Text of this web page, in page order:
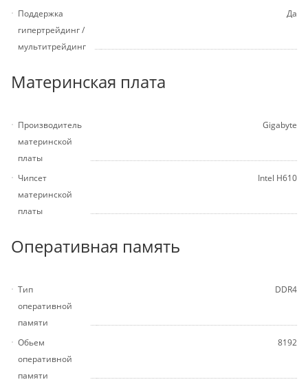
Поддержка
гипертрейдинг /
мультитрейдинг
Да
Материнская плата
Производитель
материнской
платы
Gigabyte
Чипсет
материнской
платы
Intel H610
Оперативная память
Тип
оперативной
памяти
DDR4
Обьем
оперативной
памяти
8192